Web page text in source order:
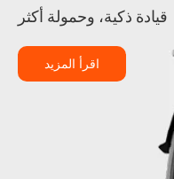
قيادة ذكية، وحمولة أكثر
اقرأ المزيد